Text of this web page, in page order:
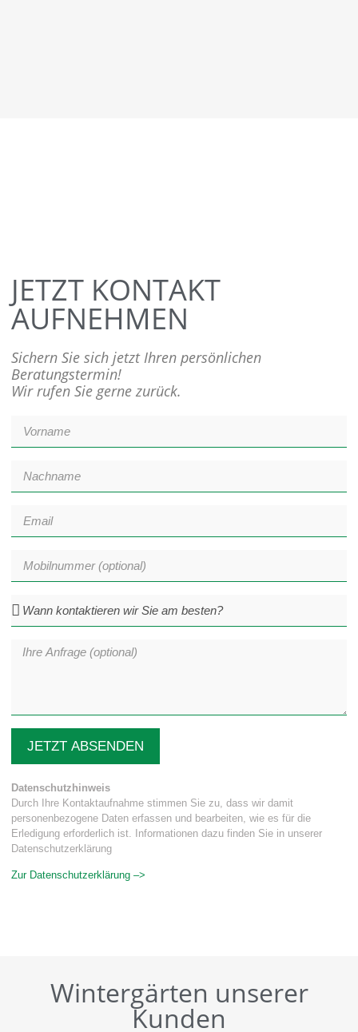
JETZT KONTAKT
AUFNEHMEN
Sichern Sie sich jetzt Ihren persönlichen
Beratungstermin!
Wir rufen Sie gerne zurück.
JETZT ABSENDEN
Datenschutzhinweis
Durch Ihre Kontaktaufnahme stimmen Sie zu, dass wir damit
personenbezogene Daten erfassen und bearbeiten, wie es für die
Erledigung erforderlich ist. Informationen dazu finden Sie in unserer
Datenschutzerklärung
Zur Datenschutzerklärung –>
Wintergärten unserer
Kunden